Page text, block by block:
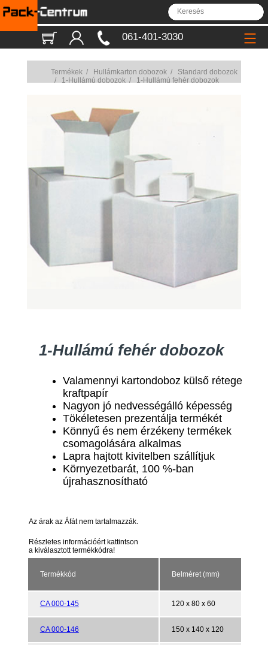
061-401-3030
Termékek/ Hullámkarton dobozok/ Standard dobozok
/ 1-Hullámú dobozok/ 1-Hullámú fehér dobozok
1-Hullámú fehér dobozok
Valamennyi kartondoboz külső rétege
kraftpapír
Nagyon jó nedvességálló képesség
Tökéletesen prezentálja termékét
Könnyű és nem érzékeny termékek
csomagolására alkalmas
Lapra hajtott kivitelben szállítjuk
Környezetbarát, 100 %-ban
újrahasznosítható
Az árak az Áfát nem tartalmazzák.
Részletes információért kattintson
a kiválasztott termékkódra!
Termékkód Belméret (mm)
CA 000-145 120 x 80 x 60
CA 000-146 150 x 140 x 120